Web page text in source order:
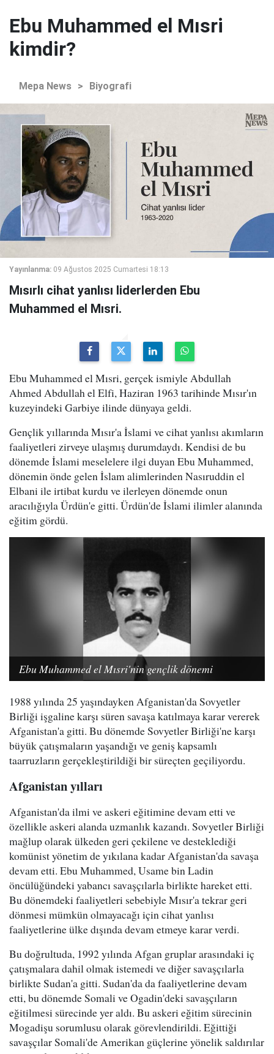
Ebu Muhammed el Mısri
kimdir?
Mepa News > Biyografi
Yayınlanma: 09 Ağustos 2025 Cumartesi 18:13
Mısırlı cihat yanlısı liderlerden Ebu
Muhammed el Mısri.
Ebu Muhammed el Mısri, gerçek ismiyle Abdullah
Ahmed Abdullah el Elfi, Haziran 1963 tarihinde Mısır'ın
kuzeyindeki Garbiye ilinde dünyaya geldi.
Gençlik yıllarında Mısır'a İslami ve cihat yanlısı akımların
faaliyetleri zirveye ulaşmış durumdaydı. Kendisi de bu
dönemde İslami meselelere ilgi duyan Ebu Muhammed,
dönemin önde gelen İslam alimlerinden Nasıruddin el
Elbani ile irtibat kurdu ve ilerleyen dönemde onun
aracılığıyla Ürdün'e gitti. Ürdün'de İslami ilimler alanında
eğitim gördü.
Ebu Muhammed el Mısri'nin gençlik dönemi
1988 yılında 25 yaşındayken Afganistan'da Sovyetler
Birliği işgaline karşı süren savaşa katılmaya karar vererek
Afganistan'a gitti. Bu dönemde Sovyetler Birliği'ne karşı
büyük çatışmaların yaşandığı ve geniş kapsamlı
taarruzların gerçekleştirildiği bir süreçten geçiliyordu.
Afganistan yılları
Afganistan'da ilmi ve askeri eğitimine devam etti ve
özellikle askeri alanda uzmanlık kazandı. Sovyetler Birliği
mağlup olarak ülkeden geri çekilene ve desteklediği
komünist yönetim de yıkılana kadar Afganistan'da savaşa
devam etti. Ebu Muhammed, Usame bin Ladin
öncülüğündeki yabancı savaşçılarla birlikte hareket etti.
Bu dönemdeki faaliyetleri sebebiyle Mısır'a tekrar geri
dönmesi mümkün olmayacağı için cihat yanlısı
faaliyetlerine ülke dışında devam etmeye karar verdi.
Bu doğrultuda, 1992 yılında Afgan gruplar arasındaki iç
çatışmalara dahil olmak istemedi ve diğer savaşçılarla
birlikte Sudan'a gitti. Sudan'da da faaliyetlerine devam
etti, bu dönemde Somali ve Ogadin'deki savaşçıların
eğitilmesi sürecinde yer aldı. Bu askeri eğitim sürecinin
Mogadişu sorumlusu olarak görevlendirildi. Eğittiği
savaşçılar Somali'de Amerikan güçlerine yönelik saldırılar